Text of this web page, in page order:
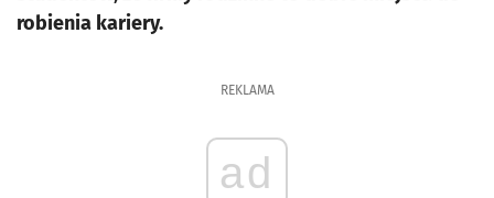
robienia kariery.
REKLAMA
ad